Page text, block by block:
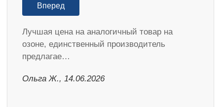
Вперед
Лучшая цена на аналогичный товар на
озоне, единственный производитель
предлагае…
Ольга Ж., 14.06.2026